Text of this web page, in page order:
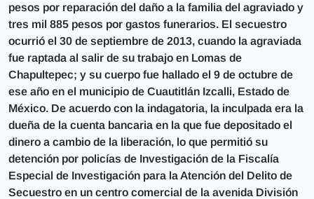
pesos por reparación del daño a la familia del agraviado y
tres mil 885 pesos por gastos funerarios. El secuestro
ocurrió el 30 de septiembre de 2013, cuando la agraviada
fue raptada al salir de su trabajo en Lomas de
Chapultepec; y su cuerpo fue hallado el 9 de octubre de
ese año en el municipio de Cuautitlán Izcalli, Estado de
México. De acuerdo con la indagatoria, la inculpada era la
dueña de la cuenta bancaria en la que fue depositado el
dinero a cambio de la liberación, lo que permitió su
detención por policías de Investigación de la Fiscalía
Especial de Investigación para la Atención del Delito de
Secuestro en un centro comercial de la avenida División